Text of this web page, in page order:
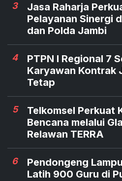
3
Jasa Raharja
Pelayanan Sinergi
dan Polda Jambi
4
PTPN I Regional 7
Karyawan Kontrak
Tetap
5
Telkomsel Perkuat
Bencana melalui
Relawan TERRA
6
Pendongeng
Latih 900 Guru di